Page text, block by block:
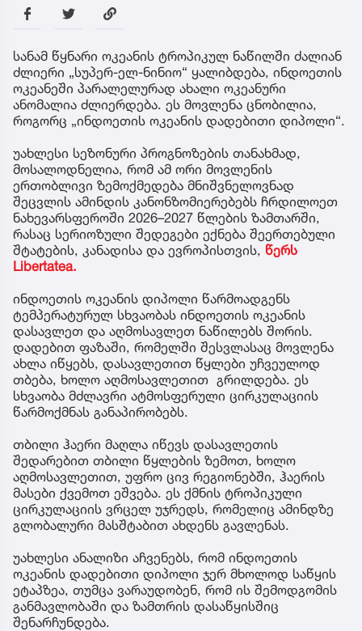
სანამ წყნარი ოკეანის ტროპიკულ ნაწილში ძალიან
ძლიერი „სუპერ-ელ-ნინიო“ ყალიბდება, ინდოეთის
ოკეანეში პარალელურად ახალი ოკეანური
ანომალია ძლიერდება. ეს მოვლენა ცნობილია,
როგორც „ინდოეთის ოკეანის დადებითი დიპოლი“.
უახლესი სეზონური პროგნოზების თანახმად,
მოსალოდნელია, რომ ამ ორი მოვლენის
ერთობლივი ზემოქმედება მნიშვნელოვნად
შეცვლის ამინდის კანონზომიერებებს ჩრდილოეთ
ნახევარსფეროში 2026–2027 წლების ზამთარში,
რასაც სერიოზული შედეგები ექნება შეერთებული
შტატების, კანადისა და ევროპისთვის, წერს
Libertatea.
ინდოეთის ოკეანის დიპოლი წარმოადგენს
ტემპერატურულ სხვაობას ინდოეთის ოკეანის
დასავლეთ და აღმოსავლეთ ნაწილებს შორის.
დადებით ფაზაში, რომელში შესვლასაც მოვლენა
ახლა იწყებს, დასავლეთით წყლები უჩვეულოდ
თბება, ხოლო აღმოსავლეთით გრილდება. ეს
სხვაობა მძლავრი ატმოსფერული ცირკულაციის
წარმოქმნას განაპირობებს.
თბილი ჰაერი მაღლა იწევს დასავლეთის
შედარებით თბილი წყლების ზემოთ, ხოლო
აღმოსავლეთით, უფრო ცივ რეგიონებში, ჰაერის
მასები ქვემოთ ეშვება. ეს ქმნის ტროპიკული
ცირკულაციის ვრცელ უჯრედს, რომელიც ამინდზე
გლობალური მასშტაბით ახდენს გავლენას.
უახლესი ანალიზი აჩვენებს, რომ ინდოეთის
ოკეანის დადებითი დიპოლი ჯერ მხოლოდ საწყის
ეტაპზეა, თუმცა ვარაუდობენ, რომ ის შემოდგომის
განმავლობაში და ზამთრის დასაწყისშიც
შენარჩუნდება.